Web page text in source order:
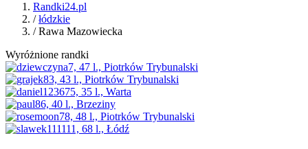
Randki24.pl
/łódzkie
/Rawa Mazowiecka
Wyróżnione randki